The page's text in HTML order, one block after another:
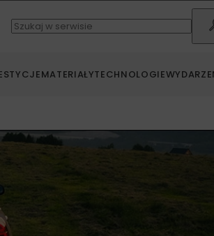
MATERIAŁYTECHNOLOGIE